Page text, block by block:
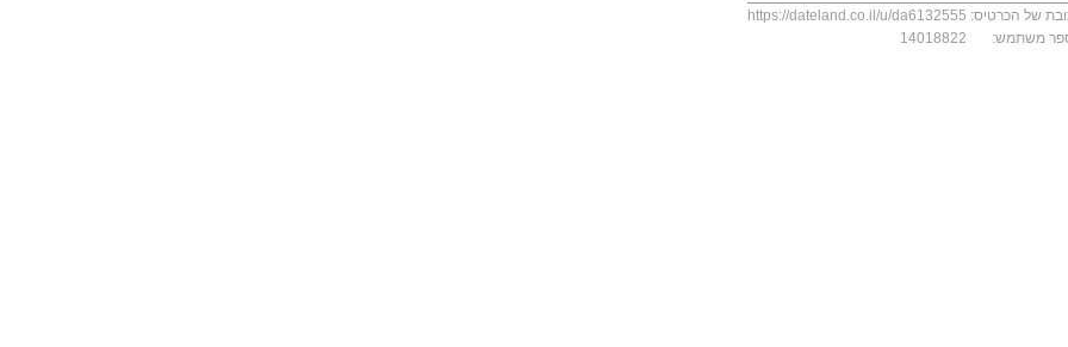
של הכרטיס: https://dateland.co.il/u/da6132555
משתמש:
14018822